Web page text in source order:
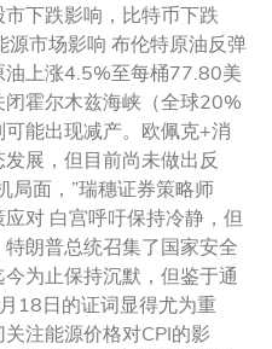
下跌影响，比特币下跌
市场影响 布伦特原油反弹
上涨4.5%至每桶77.80美
霍尔木兹海峡（全球20%
能出现减产。欧佩克+消
展，但目前尚未做出反
局面，”瑞穗证券策略师
对 白宫呼吁保持冷静，但
朗普总统召集了国家安全
为止保持沉默，但鉴于通
18日的证词显得尤为重
注能源价格对CPI的影